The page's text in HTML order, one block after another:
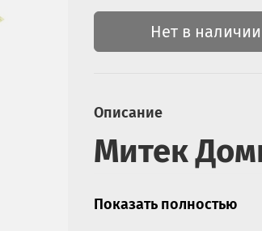
Нет в наличии
Описание
Митек
м, высота в коньке:
Показать полностью